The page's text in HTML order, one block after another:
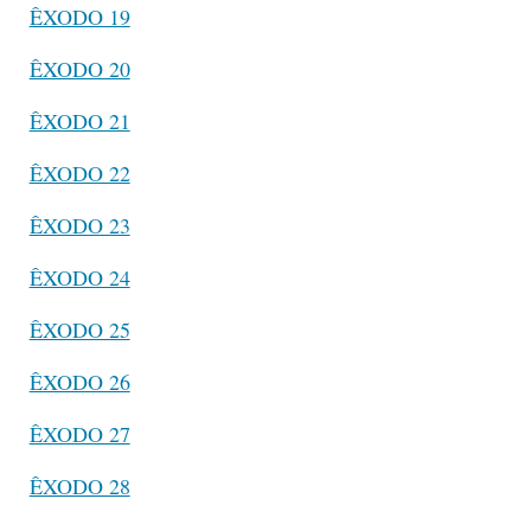
ÊXODO 19
ÊXODO 20
ÊXODO 21
ÊXODO 22
ÊXODO 23
ÊXODO 24
ÊXODO 25
ÊXODO 26
ÊXODO 27
ÊXODO 28